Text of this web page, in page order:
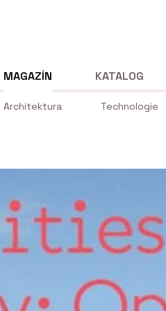
MAGAZÍN
Architektura Technologie
KATALOG